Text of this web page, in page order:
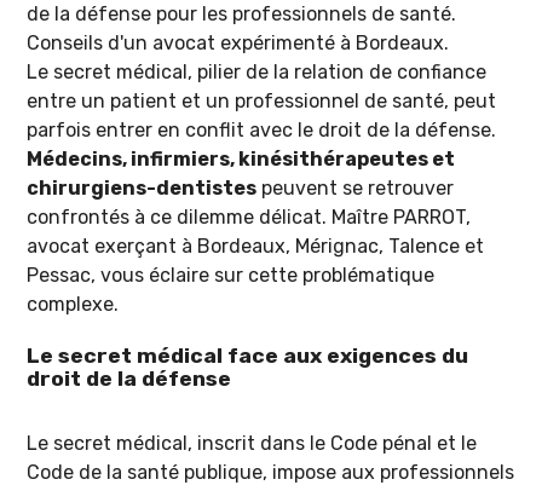
de la défense pour les professionnels de santé.
Conseils d'un avocat expérimenté à Bordeaux.
Le secret médical, pilier de la relation de confiance
entre un patient et un professionnel de santé, peut
parfois entrer en conflit avec le droit de la défense.
Médecins, infirmiers, kinésithérapeutes et
chirurgiens-dentistes peuvent se retrouver
confrontés à ce dilemme délicat. Maître PARROT,
avocat exerçant à Bordeaux, Mérignac, Talence et
Pessac, vous éclaire sur cette problématique
complexe.
Le secret médical face aux exigences du
droit de la défense
Le secret médical, inscrit dans le Code pénal et le
Code de la santé publique, impose aux professionnels